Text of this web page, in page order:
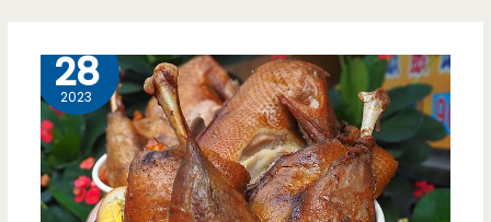
美
食-30
ice
cream
28
2023